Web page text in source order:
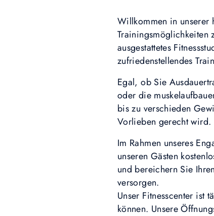
Willkommen in unserer
Trainingsmöglichkeiten
ausgestattetes
zufriedenstellendes
Egal, ob Sie
oder die
bis zu verschieden
Vorlieben gerecht wird.
Im Rahmen unseres
unseren Gästen
und bereichern Sie
versorgen.
Unser Fitnesscenter ist
können. Unsere